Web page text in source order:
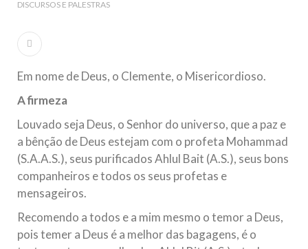
Ano Novo Islâmico e Início de Muharam
Islâmico no Brasil parabeniza a nação islâmica pela chegada
no ano novo muçulmano de 1435 Hejrita. Desejamos a
todos os irmãos e irmãs um novo
10 DE NOVEMBRO DE 2013
Falecimento do Imam Ali Ibn Al-Hussein
Em nome de Deus, o Clemente, o Misericordioso! Diante da
data em que relembramos o martírio do quarto Imam dos
muçulmanos, o Imam Ali Ibn Al-Hussein Ibn Ali Ibn Abi Táleb
(A.S.), conhecido por “Zein Al-Ábidin” (Formosura
NOTÍCIAS
Centro Islâmico no Brasil recebe o ex-
DISCURSOS E PALESTRAS
Em nome de Deus, o Clemente, o Misericordioso.
A firmeza
Louvado seja Deus, o Senhor do universo, que a paz e
a bênção de Deus estejam com o profeta Mohammad
(S.A.A.S.), seus purificados Ahlul Bait (A.S.), seus bons
companheiros e todos os seus profetas e
mensageiros.
Recomendo a todos e a mim mesmo o temor a Deus,
pois temer a Deus é a melhor das bagagens, é o